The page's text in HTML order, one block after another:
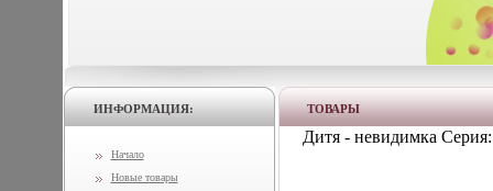
ИНФОРМАЦИЯ:
Начало
Новые товары
ТОВАРЫ
Дитя - невидимка